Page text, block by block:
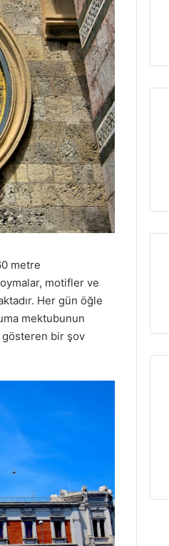
metre
motifler ve
Her gün öğle
mektubunun
bir şov